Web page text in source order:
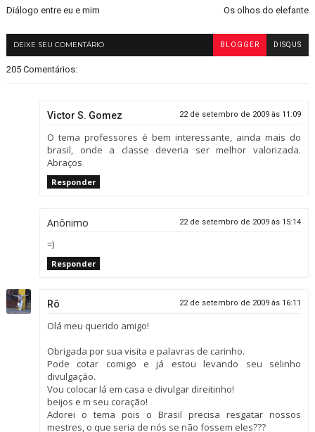
Os olhos do elefante
Diálogo entre eu e mim
DEIXE SEU COMENTÁRIO BLOGGER DISQUS
205 Comentários:
Victor S. Gomez 22 de setembro de 2009 às 11:09
O tema professores é bem interessante, ainda mais do
brasil, onde a classe deveria ser melhor valorizada.
Abraços
Responder
Anônimo 22 de setembro de 2009 às 15:14
=)
Responder
Rô 22 de setembro de 2009 às 16:11
Olá meu querido amigo!
Obrigada por sua visita e palavras de carinho.
Pode cotar comigo e já estou levando seu selinho
divulgação.
Vou colocar lá em casa e divulgar direitinho!
beijos e m seu coração!
Adorei o tema pois o Brasil precisa resgatar nossos
mestres, o que seria de nós se não fossem eles???